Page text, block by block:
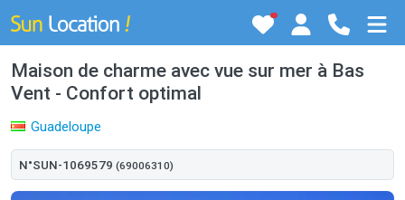
Maison de charme avec vue sur mer à Bas
Vent - Confort optimal
Guadeloupe
N°SUN-1069579 (69006310)